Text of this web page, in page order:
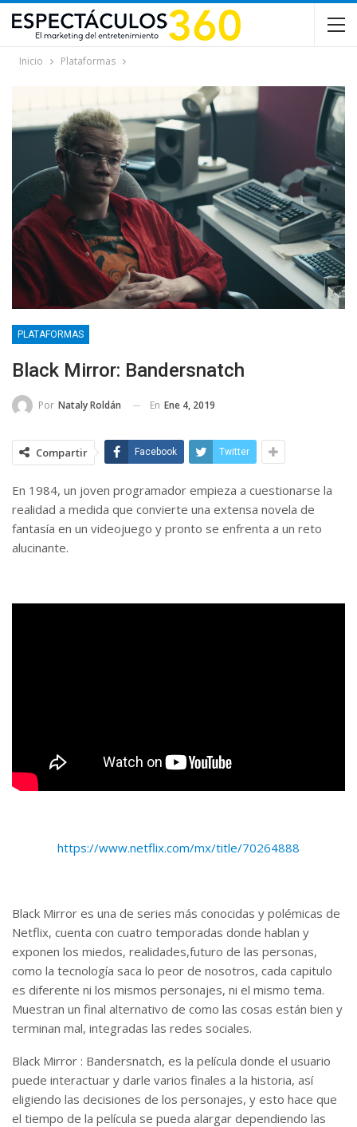
Inicio Plataformas
PLATAFORMAS
Black Mirror: Bandersnatch
Por Nataly Roldán En Ene 4, 2019
Compartir Facebook Twitter
En 1984, un joven programador empieza a cuestionarse la
realidad a medida que convierte una extensa novela de
fantasía en un videojuego y pronto se enfrenta a un reto
alucinante.
https://www.netflix.com/mx/title/70264888
Black Mirror es una de series más conocidas y polémicas de
Netflix, cuenta con cuatro temporadas donde hablan y
exponen los miedos, realidades,futuro de las personas,
como la tecnología saca lo peor de nosotros, cada capitulo
es diferente ni los mismos personajes, ni el mismo tema.
Muestran un final alternativo de como las cosas están bien y
terminan mal, integradas las redes sociales.
Black Mirror : Bandersnatch, es la película donde el usuario
puede interactuar y darle varios finales a la historia, así
eligiendo las decisiones de los personajes, y esto hace que
el tiempo de la película se pueda alargar dependiendo las